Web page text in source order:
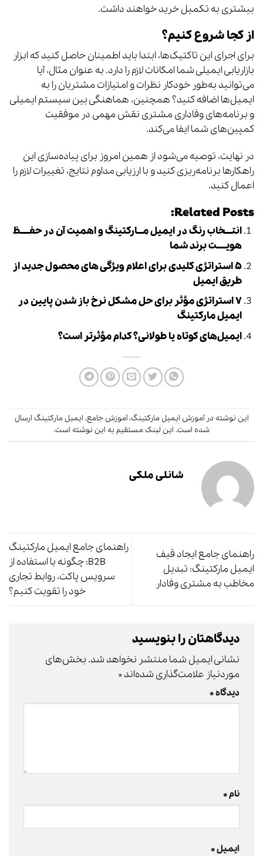
بیشتری به تکمیل خرید خواهند داشت.
از کجا شروع کنیم؟
برای اجرای این تاکتیک‌ها، ابتدا باید اطمینان حاصل کنید که ابزار
بازاریابی ایمیلی شما امکانات لازم را دارد. به عنوان مثال، آیا
می‌توانید به‌طور خودکار نظرات و امتیازات مشتریان را به
ایمیل‌ها اضافه کنید؟ همچنین، هماهنگی بین سیستم ایمیلی
و برنامه‌های وفاداری مشتری نقش مهمی در موفقیت
کمپین‌های شما ایفا می‌کند.
در نهایت، توصیه می‌شود از همین امروز برای پیاده‌سازی این
راهکارها برنامه‌ریزی کنید و با ارزیابی مداوم نتایج، تغییرات لازم را
اعمال کنید.
Related Posts:
انتــــخاب رنگ در ایمیل مـــارکتینگ و اهمیت آن در حفـــــظ
هویـــــت برند شما
۵ استراتژی کلیدی برای اعلام ویژگی های محصول جدید از
طریق ایمیل
۷ استراتژی مؤثر برای حل مشکل نرخ باز شدن پایین در
ایمیل مارکتینگ
ایمیل‌های کوتاه یا طولانی؟ کدام مؤثرتر است؟
این نوشته درآموزش ایمیل مارکتینگ،آموزش جامع، ایمیل مارکتینگ ارسال
شده است. این لینکمستقیم به این نوشته است.
شانلی ملکی
راهنمای جامع ایجاد قیف
ایمیل مارکتینگ: تبدیل
مخاطب به مشتری وفادار
راهنمای جامع ایمیل مارکتینگ
B2B: چگونه با استفاده از
سرویس پاکت، روابط تجاری
خود را تقویت کنیم؟
دیدگاهتان را بنویسید
نشانی ایمیل شما منتشر نخواهد شد. بخش‌های
موردنیاز علامت‌گذاری شده‌اند*
دیدگاه*
نام*
ایمیل*